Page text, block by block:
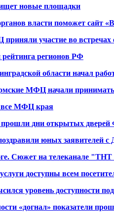
новые площадки
власти поможет сайт
участие во встречах
регионов РФ
области начал
МФЦ начали принимать
все МФЦ края
дни открытых дверей
юных заявителей с
Сюжет на телеканале "ТНТ
доступны всем
уровень доступности
«догнал» показатели